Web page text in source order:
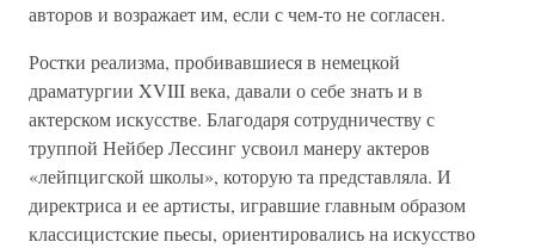
авторов и возражает им, если с чем-то не согласен.
Ростки реализма, пробивавшиеся в немецкой
драматургии XVIII века, давали о себе знать и в
актерском искусстве. Благодаря сотрудничеству с
труппой Нейбер Лессинг усвоил манеру актеров
«лейпцигской школы», которую та представляла. И
директриса и ее артисты, игравшие главным образом
классицистские пьесы, ориентировались на искусство